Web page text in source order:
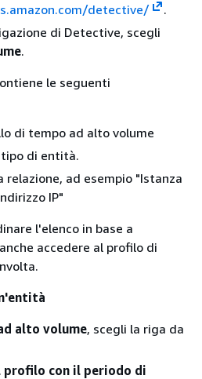
detective/
.
di Detective, scegli
.
le seguenti
di tempo ad alto volume
di entità.
relazione, ad esempio "Istanza
IP"
l'elenco in base a
accedere al profilo di
alto volume, scegli la riga da
profilo con il periodo di